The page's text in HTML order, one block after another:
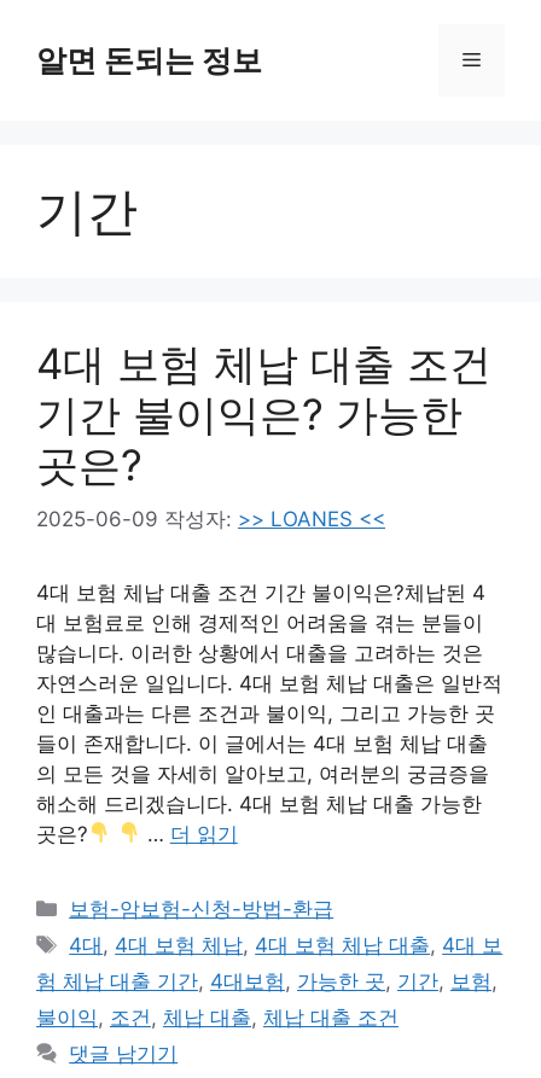
알면 돈되는 정보 메
기간
4대 보험 체납 대출 조건
기간 불이익은? 가능한
곳은?
2025-06-09 작성자: >> LOANES <<
4대 보험 체납 대출 조건 기간 불이익은?체납된 4
대 보험료로 인해 경제적인 어려움을 겪는 분들이
많습니다. 이러한 상황에서 대출을 고려하는 것은
자연스러운 일입니다. 4대 보험 체납 대출은 일반적
인 대출과는 다른 조건과 불이익, 그리고 가능한 곳
들이 존재합니다. 이 글에서는 4대 보험 체납 대출
의 모든 것을 자세히 알아보고, 여러분의 궁금증을
해소해 드리겠습니다. 4대 보험 체납 대출 가능한
곳은?
… 더 읽기
카
테
리
보험-암보험-신청-방법-환급
태
그
4대 , 4대 보험 체납, 4대 보험 체납 대출, 4대 보
험 체납 대출 기간, 4대보험 , 가능한 곳, 기간, 보험 ,
불이익 , 조건 , 체납 대출, 체납 대출 조건
댓글 남기기